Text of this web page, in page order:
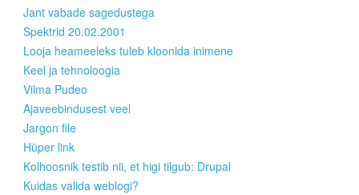
Jant vabade sagedustega
Spektrid 20.02.2001
Looja heameeleks tuleb kloonida inimene
Keel ja tehnoloogia
Vilma Pudeo
Ajaveebindusest veel
Jargon file
Hüper link
Kolhoosnik testib nii, et higi tilgub: Drupal
Kuidas valida weblogi?